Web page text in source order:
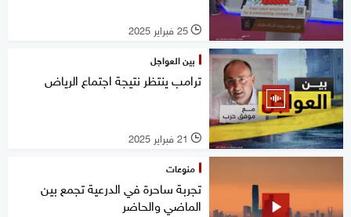
l 25 فبراير 2025
بين العواجل
ترامب ينتظر نتيجة اجتماع الرياض
l 21 فبراير 2025
منوعات
تجربة ساحرة في الدرعية تجمع بين
الماضي والحاضر